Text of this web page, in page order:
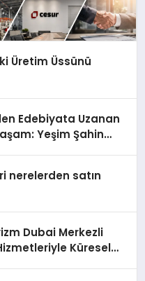
Üretim Üssünü
Edebiyata Uzanan
Yeşim Şahin
nerelerden satın
Dubai Merkezli
Küresel